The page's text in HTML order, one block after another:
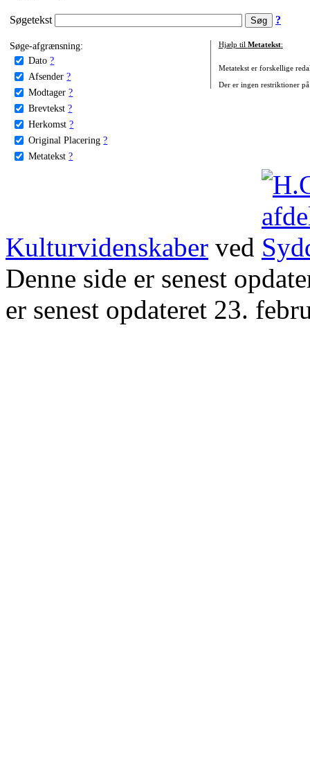
Søgetekst ?
Søge-afgrænsning:
Dato ?
Afsender ?
Modtager ?
Brevtekst ?
Herkomst ?
Original Placering ?
Metatekst ?
Hjælp til Metatekst:
Metatekst er forskellige
Der er ingen restriktioner
Kulturvidenskaber ved
Denne side er senest
er senest opdateret 23.